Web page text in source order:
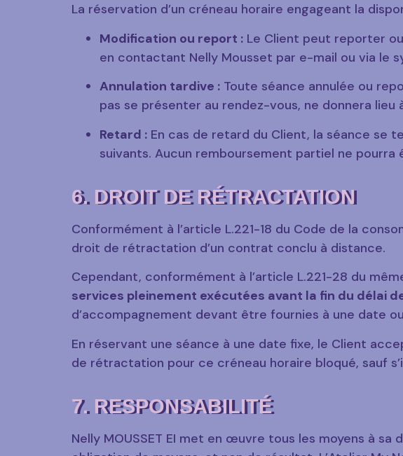
La réservation d’un créneau horaire engageant la
Modification ou report : Le Client peut reporter ou
en contactant Nelly Mousset par e-mail ou via le
Annulation tardive : Toute séance annulée ou
pas se présenter au rendez-vous, ne donnera
Retard : En cas de retard du Client, la séance se
suivants. Aucun remboursement partiel ne pourra
6. DROIT DE RÉTRACTATION
Conformément à l’article L.221-18 du Code de la
droit de rétractation d’un contrat conclu à distance.
Cependant, conformément à l’article L.221-28 du
services pleinement exécutées avant la fin du délai
d’accompagnement devant être fournies à une date
En réservant une séance à une date fixe, le Client
de rétractation pour ce créneau horaire bloqué, sauf
7. RESPONSABILITÉ
Nelly MOUSSET EI met en œuvre tous les moyens à